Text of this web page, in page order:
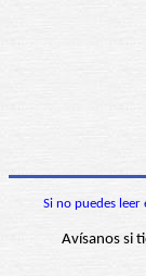
Si no puedes
Avísanos si